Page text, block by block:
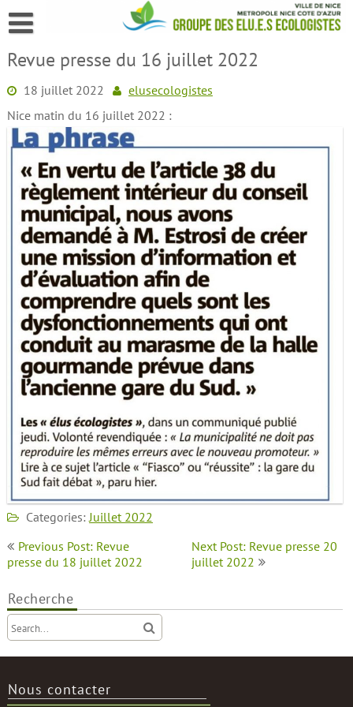
to
content
Revue presse du 16 juillet 2022
18 juillet 2022
elusecologistes
Nice matin du 16 juillet 2022 :
Categories:Juillet 2022
Navigation
de
Previous Post: Revue
presse du 18 juillet 2022
Next Post: Revue presse 20
juillet 2022
Recherche
Nous contacter